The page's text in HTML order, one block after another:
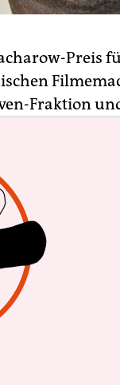
Preis
Fraktion
sich gegen
Heimat,
Aktivitäten